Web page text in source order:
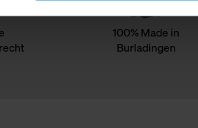
100% Made in
Burladingen